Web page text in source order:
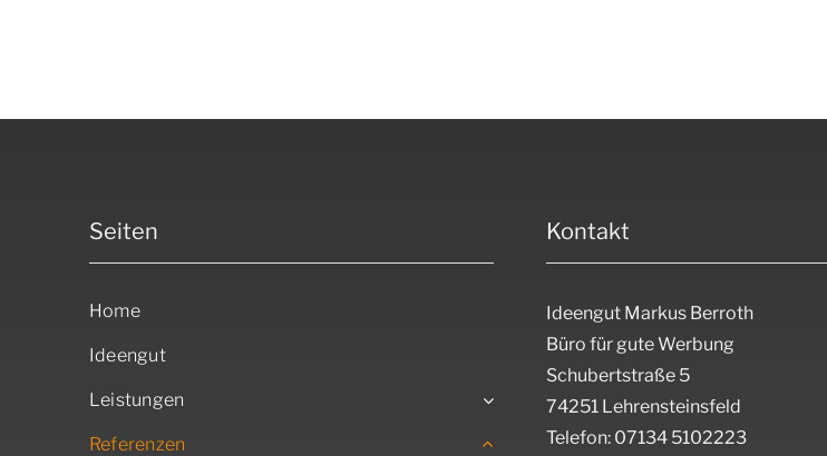
Seiten
Home
Ideengut
Leistungen
Referenzen
Kontakt
Ideengut Markus Berroth
Büro für gute Werbung
Schubertstraße 5
74251 Lehrensteinsfeld
Telefon: 07134 5102223